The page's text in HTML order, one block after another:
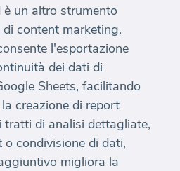
un altro strumento
content marketing.
l'esportazione
dei dati di
Sheets, facilitando
creazione di report
tratti di analisi dettagliate,
condivisione di dati,
migliora la